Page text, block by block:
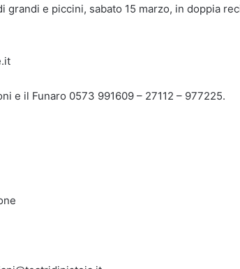
grandi e piccini, sabato 15 marzo, in doppia
e il Funaro 0573 991609 – 27112 – 977225.